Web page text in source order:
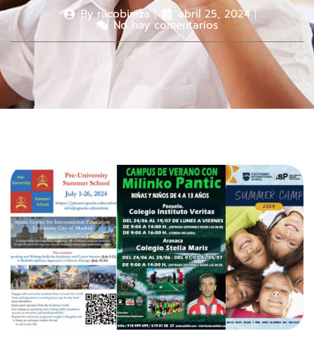
Byracobimza abril 25, 2024
No hay comentarios